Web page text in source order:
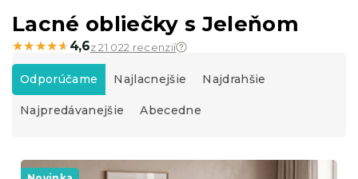
Lacné obliečky s Jeleňom
★★★★★
★★★★★ 4,6z 21 022 recenzií
R
a
d
e
e
Odporúčame Najlacnejšie Najdrahšie
Najpredávanejšie Abecedne
V